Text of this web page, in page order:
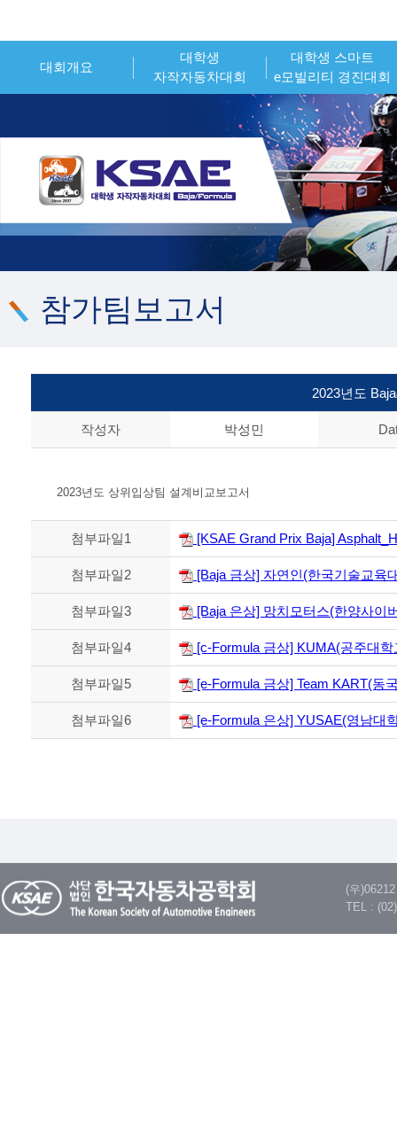
대회개요
대회소개
시상내역
조직위원회
대회 운영 오피셜
대학생
자작자동차대회
대회일정
참가신청
시상내역
대학생 스마트
e모빌리티 경진대회
대회개요
대회일정
참가신청
시상내역
참가팀 엔트리
참가팀보고서
2023년도
작성자 박성민
2023년도 상위입상팀 설계비교보고서
첨부파일1 [KSAE Grand Prix Baja]
첨부파일2 [Baja 금상] 자연인(한국기술교육
첨부파일3 [Baja 은상] 망치모터스(한양사이
첨부파일4 [c-Formula 금상] KUMA(공주대학
첨부파일5 [e-Formula 금상] Team KART(동
첨부파일6 [e-Formula 은상] YUSAE(영남대
(우
TEL :